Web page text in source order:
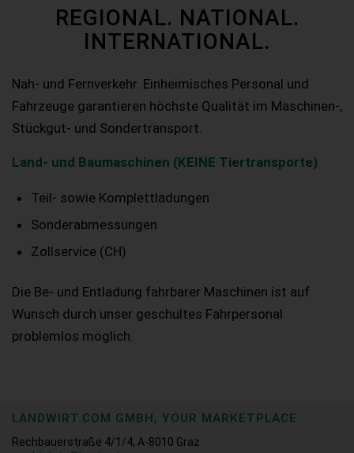
REGIONAL. NATIONAL.
INTERNATIONAL.
Nah- und Fernverkehr. Einheimisches Personal und
Fahrzeuge garantieren höchste Qualität im Maschinen-,
Stückgut- und Sondertransport.
Land- und Baumaschinen (KEINE Tiertransporte)
Teil- sowie Komplettladungen
Sonderabmessungen
Zollservice (CH)
Die Be- und Entladung fahrbarer Maschinen ist auf
Wunsch durch unser geschultes Fahrpersonal
problemlos möglich.
LANDWIRT.COM GMBH, YOUR MARKETPLACE
Rechbauerstraße 4/1/4, A-8010 Graz